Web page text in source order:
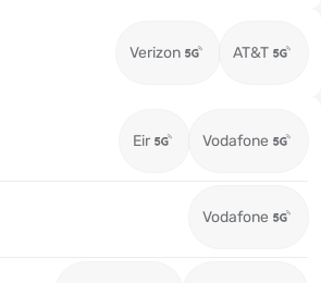
Verizon AT&T
Eir Vodafone
Vodafone